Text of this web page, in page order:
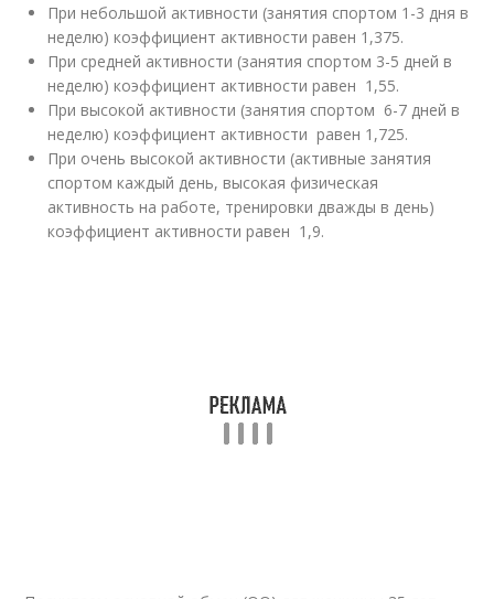
При небольшой активности (занятия спортом 1-3 дня в
неделю) коэффициент активности равен 1,375.
При средней активности (занятия спортом 3-5 дней в
неделю) коэффициент активности равен 1,55.
При высокой активности (занятия спортом 6-7 дней в
неделю) коэффициент активности равен 1,725.
При очень высокой активности (активные занятия
спортом каждый день, высокая физическая
активность на работе, тренировки дважды в день)
коэффициент активности равен 1,9.